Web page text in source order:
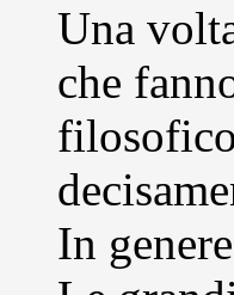
Una
che
In